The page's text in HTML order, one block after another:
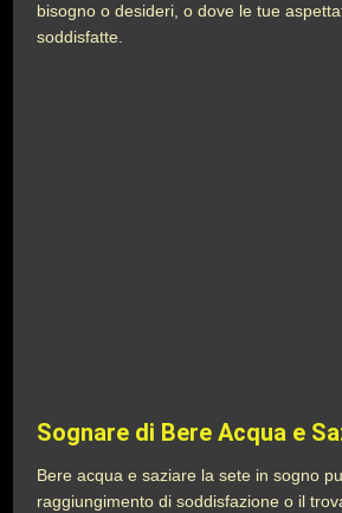
bisogno o desideri, o dove le tue
soddisfatte.
Sognare di Bere Acqua e
Bere acqua e saziare la sete in sogno
raggiungimento di soddisfazione o il